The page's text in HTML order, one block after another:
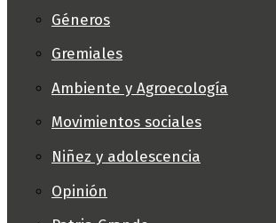
Géneros
Gremiales
Ambiente y Agroecología
Movimientos sociales
Niñez y adolescencia
Opinión